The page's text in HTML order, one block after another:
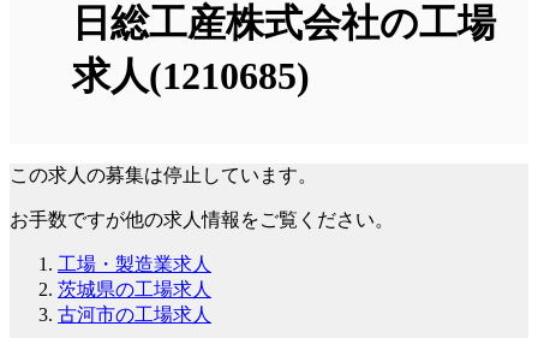
日総工産株式会社の工場
求人(1210685)
この求人の募集は停止しています。
お手数ですが他の求人情報をご覧ください。
工場・製造業求人
茨城県の工場求人
古河市の工場求人